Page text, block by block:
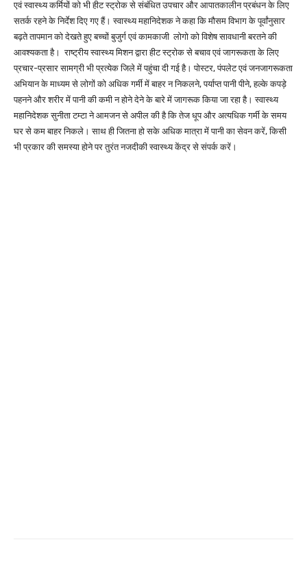
एवं स्वास्थ्य कर्मियों को भी हीट स्ट्रोक से संबंधित उपचार और आपातकालीन प्रबंधन के लिए
सतर्क रहने के निर्देश दिए गए हैं। स्वास्थ्य महानिदेशक ने कहा कि मौसम विभाग के पूर्वांनुसार
बढ़ते तापमान को देखते हुए बच्चों बुजुर्ग एवं कामकाजी लोगो को विशेष सावधानी बरतने की
आवश्यकता है। राष्ट्रीय स्वास्थ्य मिशन द्वारा हीट स्ट्रोक से बचाव एवं जागरूकता के लिए
प्रचार-प्रसार सामग्री भी प्रत्येक जिले में पहुंचा दी गई है। पोस्टर, पंपलेट एवं जनजागरूकता
अभियान के माध्यम से लोगों को अधिक गर्मी में बाहर न निकलने, पर्याप्त पानी पीने, हल्के कपड़े
पहनने और शरीर में पानी की कमी न होने देने के बारे में जागरूक किया जा रहा है। स्वास्थ्य
महानिदेशक सुनीता टम्टा ने आमजन से अपील की है कि तेज धूप और अत्यधिक गर्मी के समय
घर से कम बाहर निकले। साथ ही जितना हो सके अधिक मात्रा में पानी का सेवन करें, किसी
भी प्रकार की समस्या होने पर तुरंत नजदीकी स्वास्थ्य केंद्र से संपर्क करें।